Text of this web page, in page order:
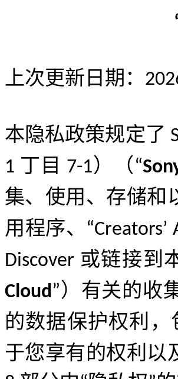
上次更新日期 ： 202
本隐私政策规定了
1 丁目 7-1）（ “
集、使用、存储和
用程序、
“Creators’
Discover 或链接到
Cloud” ） 有关的收
的数据保护权利，
于您享有的权利以